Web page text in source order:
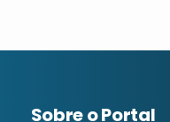
Sobre o Portal